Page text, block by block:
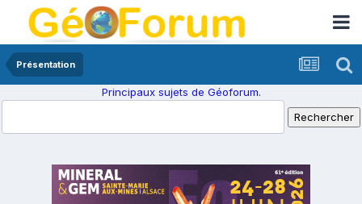
Présentation
Principaux sujets de Géoforum.